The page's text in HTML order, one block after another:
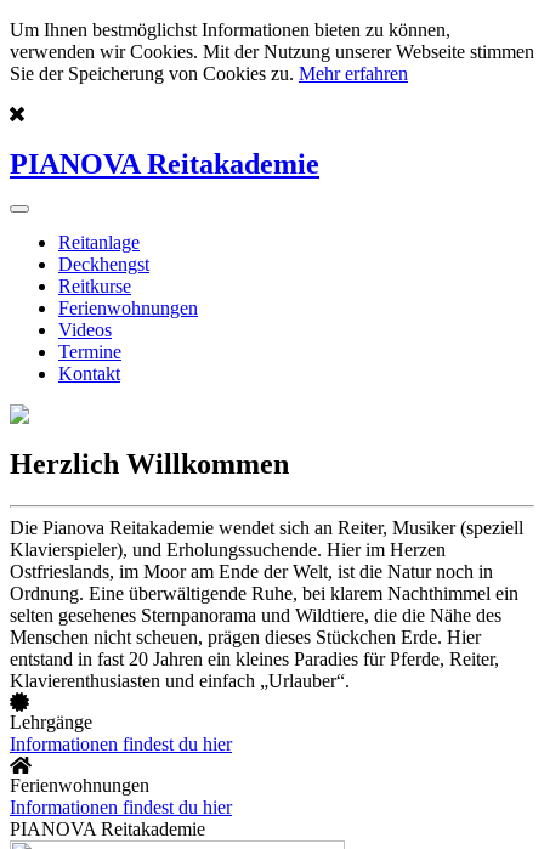
Um Ihnen bestmöglichst Informationen bieten zu können,
verwenden wir Cookies. Mit der Nutzung unserer Webseite stimmen
Sie der Speicherung von Cookies zu. Mehr erfahren
PIANOVA Reitakademie
Reitanlage
Deckhengst
Reitkurse
Ferienwohnungen
Videos
Termine
Kontakt
Herzlich Willkommen
Die Pianova Reitakademie wendet sich an Reiter, Musiker (speziell
Klavierspieler), und Erholungssuchende. Hier im Herzen
Ostfrieslands, im Moor am Ende der Welt, ist die Natur noch in
Ordnung. Eine überwältigende Ruhe, bei klarem Nachthimmel ein
selten gesehenes Sternpanorama und Wildtiere, die die Nähe des
Menschen nicht scheuen, prägen dieses Stückchen Erde. Hier
entstand in fast 20 Jahren ein kleines Paradies für Pferde, Reiter,
Klavierenthusiasten und einfach „Urlauber“.
Lehrgänge
Informationen findest du hier
Ferienwohnungen
Informationen findest du hier
PIANOVA Reitakademie